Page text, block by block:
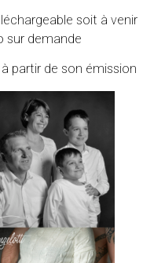
soit à venir
sur demande
partir de son émission